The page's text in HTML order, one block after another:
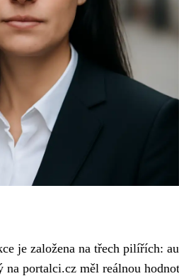
je založena na třech pilířích:
na portalci.cz měl reálnou